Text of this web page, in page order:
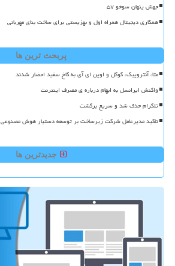
جهش پنهان سوخو ۵۷
همکاری دیجیتال همراه اول و بهزیستی برای ساخت بنای مهربانی
پربحث ترین ها
متا، آنتروپیک، گوگل و اوپن ای آی به کاخ سفید احضار شدند
واکنش ایرانسل به ابهام درباره ی مصرف اینترنت
تلگرام حذف شد و سریع برگشت
تاکید مدیرعامل شرکت زیرساخت بر توسعه دستیار هوش
جدیدترین ها